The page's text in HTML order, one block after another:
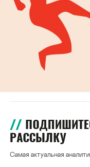
РАССЫЛКУ
Самая актуальная